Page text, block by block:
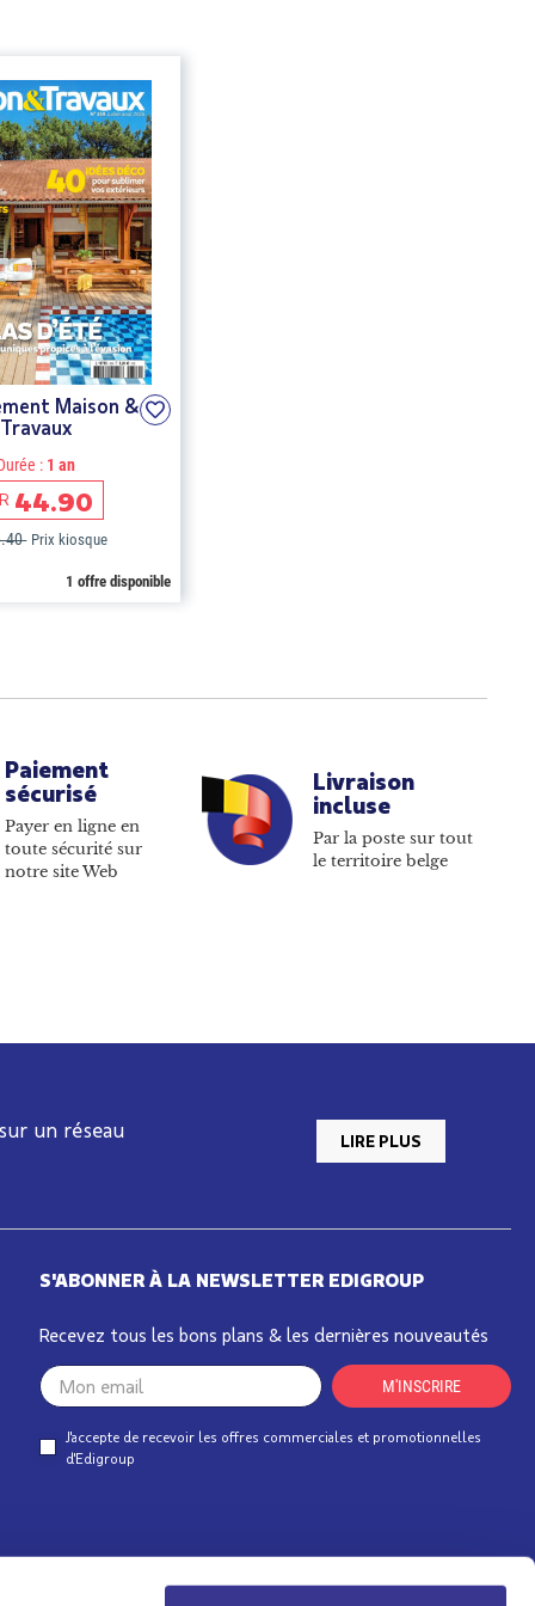
Maison &
Travaux
:1 an
44.90
Prix kiosque
1 offre disponible
Paiement
sécurisé
Payer en ligne en
toute sécurité sur
notre site Web
Livraison
incluse
Par la poste sur tout
le territoire belge
un réseau
LIRE PLUS
S'ABONNER À LA NEWSLETTER EDIGROUP
Recevez tous les bons plans & les dernières nouveautés
Your
email
M'INSCRIRE
J'accepte de recevoir les offres commerciales et promotionnelles
d'Edigroup